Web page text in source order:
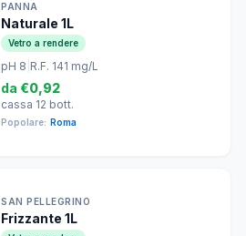
PANNA
Naturale 1L
Vetro a rendere
pH 8 R.F. 141 mg/L
da €0,92
cassa 12 bott.
Popolare: Roma
SAN PELLEGRINO
Frizzante 1L